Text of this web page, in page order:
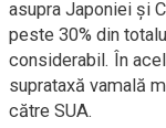
asupra Japoniei și
peste 30% din
considerabil. În
suprataxă vamală
către SUA.